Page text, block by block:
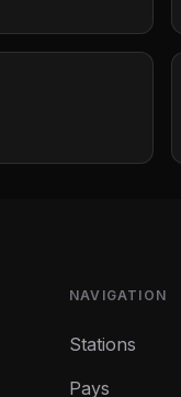
NAVIGATION
Stations
Pays